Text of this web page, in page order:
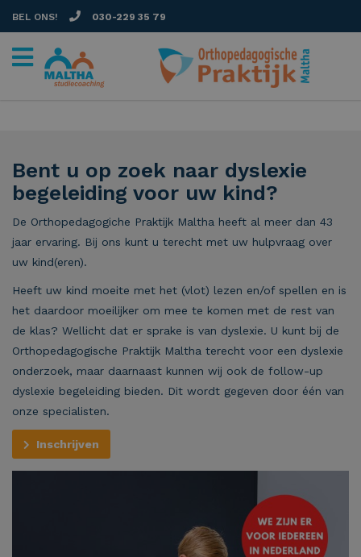
BEL ONS! 030-229 35 79
Bent u op zoek naar dyslexie
begeleiding voor uw kind?
De Orthopedagogiche Praktijk Maltha heeft al meer dan 43
jaar ervaring. Bij ons kunt u terecht met uw hulpvraag over
uw kind(eren).
Heeft uw kind moeite met het (vlot) lezen en/of spellen en is
het daardoor moeilijker om mee te komen met de rest van
de klas? Wellicht dat er sprake is van dyslexie. U kunt bij de
Orthopedagogische Praktijk Maltha terecht voor een dyslexie
onderzoek, maar daarnaast kunnen wij ook de follow-up
dyslexie begeleiding bieden. Dit wordt gegeven door één van
onze specialisten.
Inschrijven